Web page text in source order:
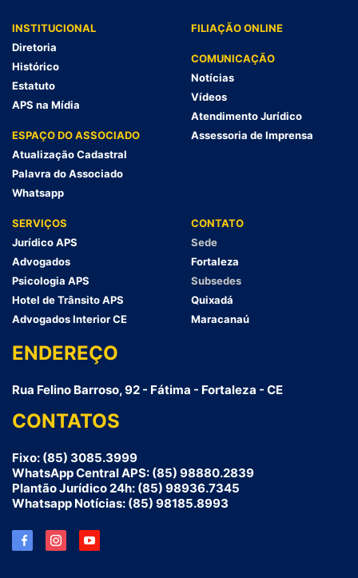
INSTITUCIONAL
Diretoria
Histórico
Estatuto
APS na Mídia
ESPAÇO DO ASSOCIADO
Atualização Cadastral
Palavra do Associado
Whatsapp
FILIAÇÃO ONLINE
COMUNICAÇÃO
Notícias
Vídeos
Atendimento Jurídico
Assessoria de Imprensa
SERVIÇOS
Jurídico APS
Advogados
Psicologia APS
Hotel de Trânsito APS
Advogados Interior CE
CONTATO
Sede
Fortaleza
Subsedes
Quixadá
Maracanaú
ENDEREÇO
Rua Felino Barroso, 92 - Fátima - Fortaleza - CE
CONTATOS
Fixo: (85) 3085.3999
WhatsApp Central APS: (85) 98880.2839
Plantão Jurídico 24h: (85) 98936.7345
Whatsapp Notícias: (85) 98185.8993